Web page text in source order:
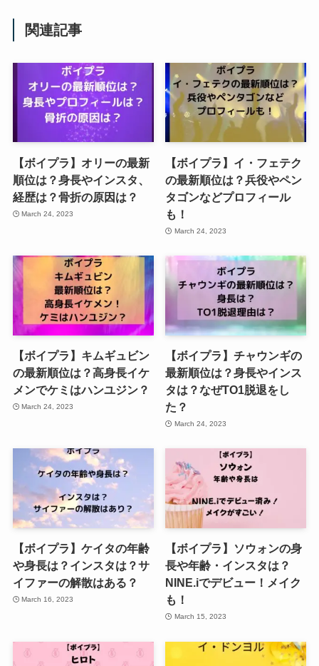
関連記事
【ボイプラ】オリーの最新
順位は？身長やインスタ、
経歴は？骨折の原因は？
March 24, 2023
【ボイプラ】イ・フェテク
の最新順位は？兵役やペン
タゴンなどプロフィール
も！
March 24, 2023
【ボイプラ】キムギュビン
の最新順位は？高身長イケ
メンでケミはハンユジン？
March 24, 2023
【ボイプラ】チャウンギの
最新順位は？身長やインス
タは？なぜTO1脱退をし
た？
March 24, 2023
【ボイプラ】ケイタの年齢
や身長は？インスタは？サ
イファーの解散はある？
March 16, 2023
【ボイプラ】ソウォンの身
長や年齢・インスタは？
NINE.iでデビュー！メイク
も！
March 15, 2023